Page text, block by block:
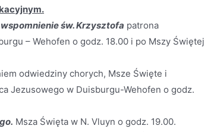
św. Krzysztofa patrona
– Wehofen o godz. 18.00 i po Mszy Świętej
odwiedziny chorych, Msze Święte i
Jezusowego w Duisburgu-Wehofen o godz.
Msza Święta w N. Vluyn o godz. 19.00.